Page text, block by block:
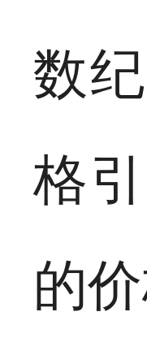
数
格
的